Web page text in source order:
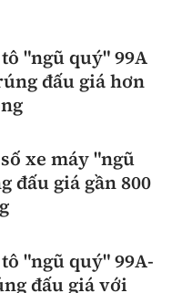
"ngũ quý" 99A
đấu giá hơn
xe máy "ngũ
đấu giá gần 800
"ngũ quý" 99A-
đấu giá với